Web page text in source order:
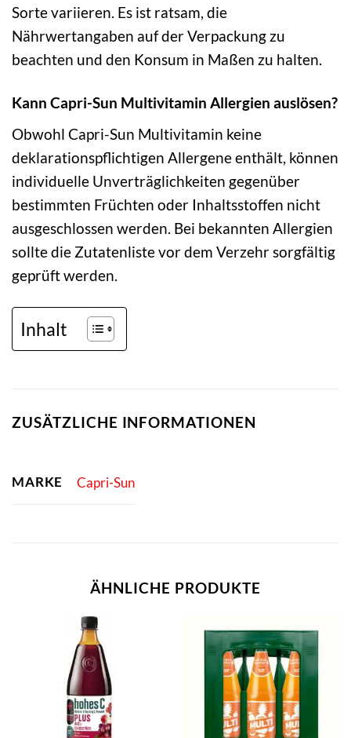
Sorte variieren. Es ist ratsam, die
Nährwertangaben auf der Verpackung zu
beachten und den Konsum in Maßen zu halten.
Kann Capri-Sun Multivitamin Allergien auslösen?
Obwohl Capri-Sun Multivitamin keine
deklarationspflichtigen Allergene enthält, können
individuelle Unverträglichkeiten gegenüber
bestimmten Früchten oder Inhaltsstoffen nicht
ausgeschlossen werden. Bei bekannten Allergien
sollte die Zutatenliste vor dem Verzehr sorgfältig
geprüft werden.
Inhalt
ZUSÄTZLICHE INFORMATIONEN
MARKE Capri-Sun
ÄHNLICHE PRODUKTE